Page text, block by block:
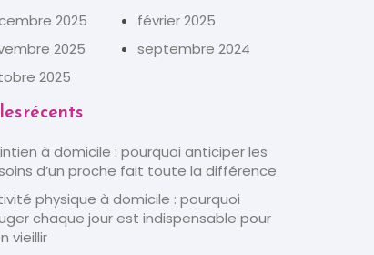
2025
2025
2025
février 2025
septembre 2024
récents
à domicile : pourquoi anticiper les
d’un proche fait toute la différence
physique à domicile : pourquoi
chaque jour est indispensable pour
vieillir